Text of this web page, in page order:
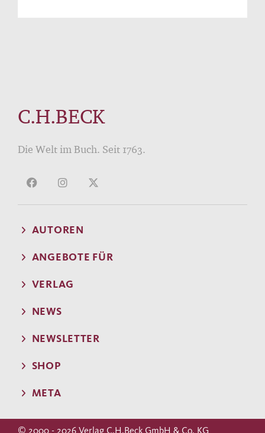
C.H.BECK
Die Welt im Buch. Seit 1763.
AUTOREN
ANGEBOTE FÜR
VERLAG
NEWS
NEWSLETTER
SHOP
META
© 2000 - 2026 Verlag C.H.Beck GmbH & Co. KG